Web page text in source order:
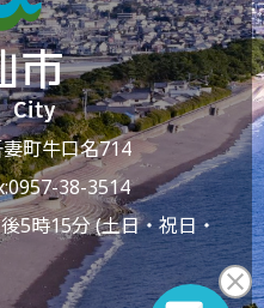
町牛口名714
38-3514
5時15分 (土日・祝日・